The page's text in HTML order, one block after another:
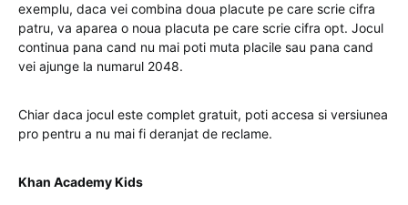
exemplu, daca vei combina doua placute pe care scrie cifra
patru, va aparea o noua placuta pe care scrie cifra opt. Jocul
continua pana cand nu mai poti muta placile sau pana cand
vei ajunge la numarul 2048.
Chiar daca jocul este complet gratuit, poti accesa si versiunea
pro pentru a nu mai fi deranjat de reclame.
Khan Academy Kids